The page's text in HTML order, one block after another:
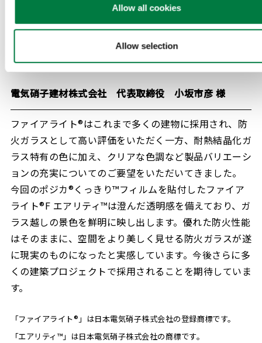
Allow all cookies
Allow selection
コメント
電気硝子建材株式会社 代表取締役 小坂市彦 様
ファイアライト®はこれまで多くの建物に採用され、防
火ガラスとして高い評価をいただく一方、耐熱結晶化ガ
ラス特有の色に加え、クリアな色調など製品バリエーシ
ョンの充実についてのご要望をいただいてきました。
今回のポジカ®くっきり™フィルムを貼付したファイア
ライト®F エアリティ™は澄んだ透明感を備えており、ガ
ラス越しの景色を鮮明に映し出します。優れた防火性能
はそのままに、空間をより美しく見せる防火ガラスが遂
に現実のものになったと実感しています。今後さらに多
くの建築プロジェクトで採用されることを期待していま
す。
「ファイアライト®」は日本電気硝子株式会社の登録商標です。
「エアリティ™」は日本電気硝子株式会社の商標です。